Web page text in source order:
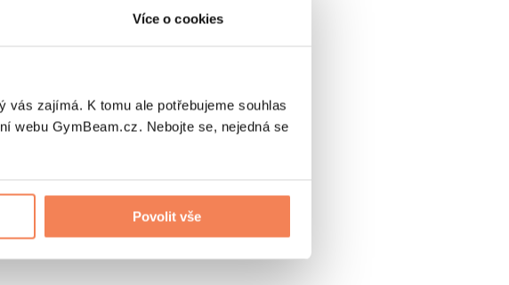
Více o cookies
zajímá. K tomu ale potřebujeme souhlas
webu GymBeam.cz. Nebojte se, nejedná se
Povolit vše